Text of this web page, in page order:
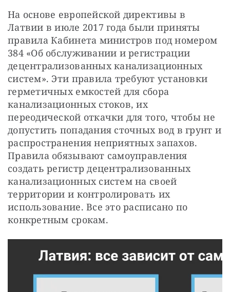
На основе европейской директивы в
Латвии в июле 2017 года были приняты
правила Кабинета министров под номером
384 «Об обслуживании и регистрации
децентрализованных канализационных
систем». Эти правила требуют установки
герметичных емкостей для сбора
канализационных стоков, их
переодической откачки для того, чтобы не
допустить попадания сточных вод в грунт и
распространения неприятных запахов.
Правила обязывают самоуправления
создать регистр децентрализованных
канализационных систем на своей
территории и контролировать их
использование. Все это расписано по
конкретным срокам.